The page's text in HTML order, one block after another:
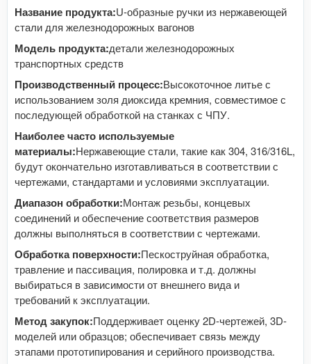
Название продукта:U-образные ручки из нержавеющей
стали для железнодорожных вагонов
Модель продукта:детали железнодорожных
транспортных средств
Производственный процесс:Высокоточное литье с
использованием золя диоксида кремния, совместимое с
последующей обработкой на станках с ЧПУ.
Наиболее часто используемые
материалы:Нержавеющие стали, такие как 304, 316/316L,
будут окончательно изготавливаться в соответствии с
чертежами, стандартами и условиями эксплуатации.
Диапазон обработки:Монтаж резьбы, концевых
соединений и обеспечение соответствия размеров
должны выполняться в соответствии с чертежами.
Обработка поверхности:Пескоструйная обработка,
травление и пассивация, полировка и т.д. должны
выбираться в зависимости от внешнего вида и
требований к эксплуатации.
Метод закупок:Поддерживает оценку 2D-чертежей, 3D-
моделей или образцов; обеспечивает связь между
этапами прототипирования и серийного производства.